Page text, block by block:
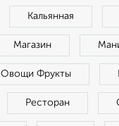
Кальянная
Магазин
Овощи Фрукты
Ресторан